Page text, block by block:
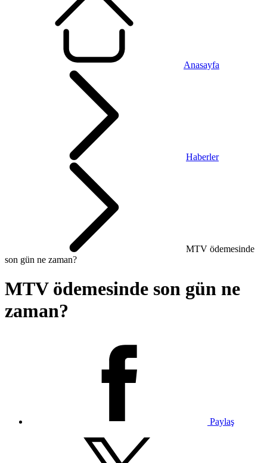
Anasayfa
Haberler
MTV ödemesinde
son gün ne zaman?
MTV ödemesinde son gün ne
zaman?
Paylaş